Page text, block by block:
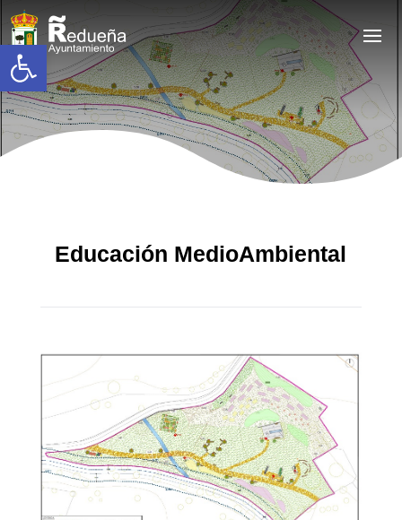
Abrir barra de herramientas
Educación MedioAmbiental